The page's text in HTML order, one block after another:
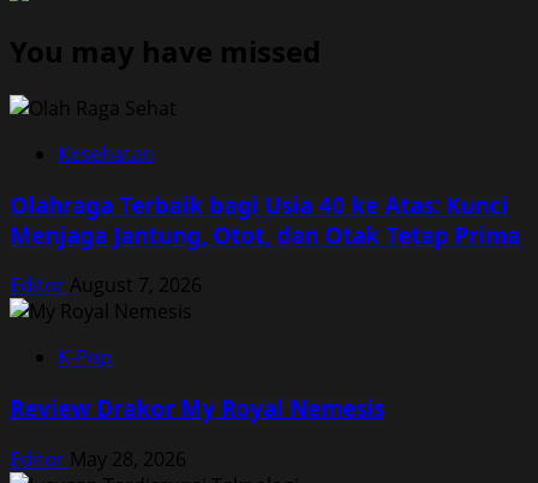
You may have missed
Kesehatan
Olahraga Terbaik bagi Usia 40 ke Atas: Kunci
Menjaga Jantung, Otot, dan Otak Tetap Prima
Editor August 7, 2026
K-Pop
Review Drakor My Royal Nemesis
Editor May 28, 2026